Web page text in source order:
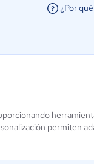
¿Por
permiten